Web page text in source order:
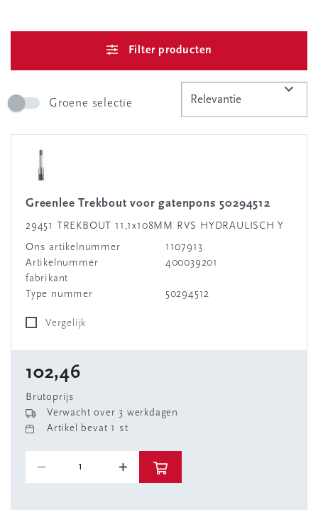
Filter producten
Groene selectie
Greenlee Trekbout voor gatenpons 50294512
29451 TREKBOUT 11,1x108MM RVS HYDRAULISCH Y
Ons artikelnummer
1107913
Artikelnummer
fabrikant
400039201
Type nummer 50294512
Vergelijk
102,46
Brutoprijs
Verwacht over 3 werkdagen
Artikel bevat 1 st